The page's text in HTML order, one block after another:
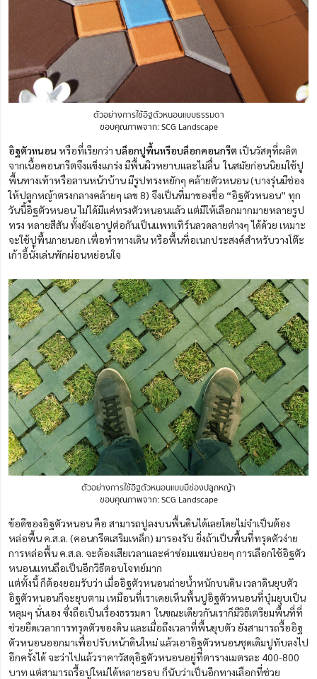
ตัวอย่างการใช้อิฐตัวหนอนแบบธรรมดา
ขอบคุณภาพจาก: SCG Landscape
อิฐตัวหนอนหรือที่เรียกว่า บล็อกปูพื้นหรือบล็อกคอนกรีต เป็นวัสดุที่ผลิต
จากเนื้อคอนกรีตจึงแข็งแกร่ง มีพื้นผิวหยาบและไม่ลื่น ในสมัยก่อนนิยมใช้ปู
พื้นทางเท้าหรือลานหน้าบ้าน มีรูปทรงหยักๆ คล้ายตัวหนอน (บางรุ่นมีช่อง
ให้ปลูกหญ้าตรงกลางคล้ายๆ เลข 8) จึงเป็นที่มาของชื่อ “อิฐตัวหนอน” ทุก
วันนี้อิฐตัวหนอน ไม่ได้มีแค่ทรงตัวหนอนแล้ว แต่มีให้เลือกมากมายหลายรูป
ทรง หลายสีสัน ทั้งยังเอาปูต่อกันเป็นแพทเทิร์นลวดลายต่างๆ ได้ด้วย เหมาะ
จะใช้ปูพื้นภายนอก เพื่อทำทางเดิน หรือพื้นที่อเนกประสงค์สำหรับวางโต๊ะ
เก้าอี้นั่งเล่นพักผ่อนหย่อนใจ
ตัวอย่างการใช้อิฐตัวหนอนแบบมีช่องปลูกหญ้า
ขอบคุณภาพจาก: SCG Landscape
ข้อดีของอิฐตัวหนอน คือ สามารถปูลงบนพื้นดินได้เลยโดยไม่จำเป็นต้อง
หล่อพื้น ค.ส.ล. (คอนกรีตเสริมเหล็ก) มารองรับ ยิ่งถ้าเป็นพื้นที่ทรุดตัวง่าย
การหล่อพื้น ค.ส.ล. จะต้องเสียเวลาและค่าซ่อมแซมบ่อยๆ การเลือกใช้อิฐตัว
หนอนแทนถือเป็นอีกวิธีตอบโจทย์มาก
แต่ทั้งนี้ ก็ต้องยอมรับว่า เมื่ออิฐตัวหนอนถ่ายน้ำหนักบนดิน เวลาดินยุบตัว
อิฐตัวหนอนก็จะยุบตาม เหมือนที่เราเคยเห็นพื้นปูอิฐตัวหนอนที่บุ๋มยุบเป็น
หลุมๆ นั่นเอง ซึ่งถือเป็นเรื่องธรรมดา ในขณะเดียวกันเราก็มีวิธีเตรียมพื้นที่ที่
ช่วยยืดเวลาการทรุดตัวของดิน และเมื่อถึงเวลาที่พื้นยุบตัว ยังสามารถรื้ออิฐ
ตัวหนอนออกมาเพื่อปรับหน้าดินใหม่ แล้วเอาอิฐตัวหนอนชุดเดิมปูทับลงไป
อีกครั้งได้ จะว่าไปแล้วราคาวัสดุอิฐตัวหนอนอยู่ที่ตารางเมตรละ 400-800
บาท แต่สามารถรื้อปูใหม่ได้หลายรอบ ก็นับว่าเป็นอีกทางเลือกที่ช่วย